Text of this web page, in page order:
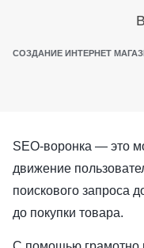
СОЗДАНИЕ ИНТЕРНЕТ
SEO-воронка — это
движение
поискового запроса
до покупки товара.